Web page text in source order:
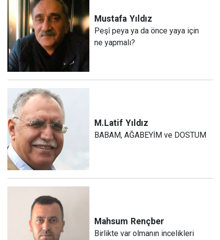
Mustafa Yıldız
Peşî peya ya da önce yaya için
ne yapmalı?
M.Latif Yıldız
BABAM, AĞABEYİM ve DOSTUM
Mahsum Rençber
Birlikte var olmanın incelikleri